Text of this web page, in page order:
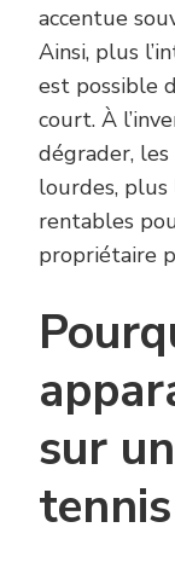
accentue
Ainsi, plus
est possible
court. À
dégrader,
lourdes, plus
rentables
propriétaire
sur